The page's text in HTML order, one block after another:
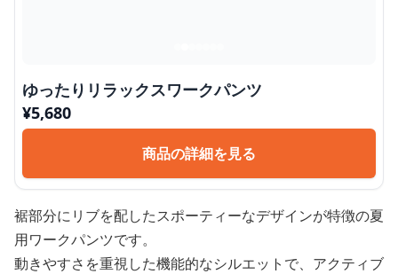
ゆったりリラックスワークパンツ
¥5,680
商品の詳細を見る
裾部分にリブを配したスポーティーなデザインが特徴の夏
用ワークパンツです。
動きやすさを重視した機能的なシルエットで、アクティブ